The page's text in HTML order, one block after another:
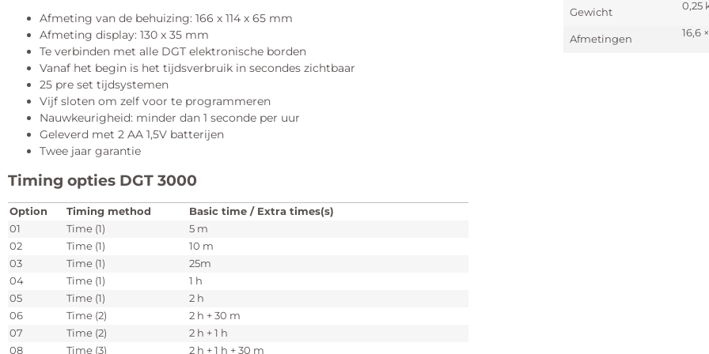
Afmeting van de behuizing: 166 x 114 x 65 mm
Afmeting display: 130 x 35 mm
Te verbinden met alle DGT elektronische borden
Vanaf het begin is het tijdsverbruik in secondes zichtbaar
25 pre set tijdsystemen
Vijf sloten om zelf voor te programmeren
Nauwkeurigheid: minder dan 1 seconde per uur
Geleverd met 2 AA 1,5V batterijen
Twee jaar garantie
Timing opties DGT 3000
Option Timing method
Basic time / Extra times(s)
01
Time (1)
5 m
02
Time (1)
10 m
03
Time (1)
25m
04
Time (1)
1 h
05
Time (1)
2 h
06
Time (2)
2 h + 30 m
07
Time (2)
2 h + 1 h
08
Time (3)
2 h + 1 h + 30 m
Gewicht
0,25
Afmetingen
16,6